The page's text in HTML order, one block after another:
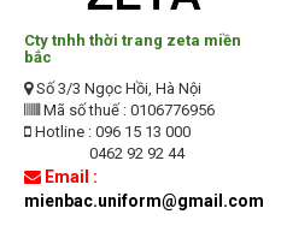
Cty tnhh thời trang zeta miền
bắc
Số 3/3 Ngọc Hồi, Hà Nội
Mã số thuế : 0106776956
Hotline : 096 15 13 000
0462 92 92 44
Email :
mienbac.uniform@gmail.com